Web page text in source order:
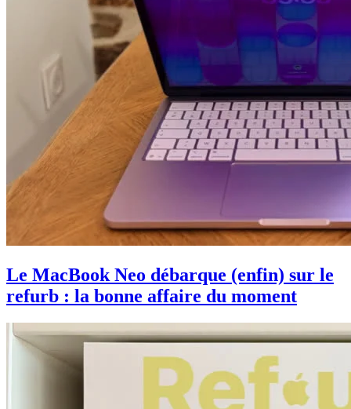
Le MacBook Neo débarque (enfin) sur le
refurb : la bonne affaire du moment